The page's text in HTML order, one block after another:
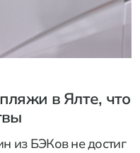
в Ялте, что
из БЭКов не достиг